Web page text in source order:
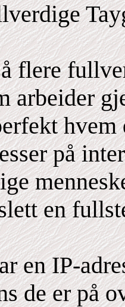
flere
arbeider
på
en
en IP-
de er på